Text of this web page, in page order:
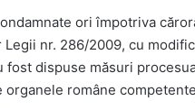
ori împotriva
nr. 286/2009, cu
fost dispuse măsuri
organele române